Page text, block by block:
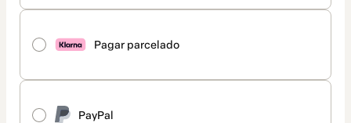
Pagar parcelado
PayPal